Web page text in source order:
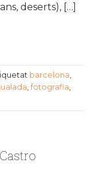
deserts), […]
barcelona,
, fotografia,